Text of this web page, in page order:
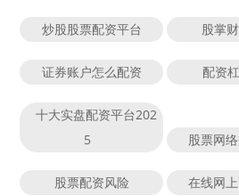
炒股股票配资平台 股掌
证券账户怎么配资 配资
十大实盘配资平台202
5
股票网
股票配资风险 在线网